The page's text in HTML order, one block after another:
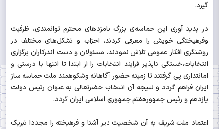
گیرد.
در پدید آوری این حماسه‌ی بزرگ نامزدهای محترم توانمندی، ظرفیت
وفرهیختگی خویش را معرفی کردند، احزاب و تشکل‌های مختلف در
روشنگری افکار عمومی تلاش نمودند، مسئولان و دست اندرکاران برگزاری
انتخابات،خستگی ناپذیر فرایند انتخابات را از ابتدا تا انتها با درستی و
امانتداری پی گرفتند تا زمینه حضور آگاهانه وشکوهمند ملت حماسه ساز
ایران فراهم گردد و نتیجه آن انتخاب حضرتعالی به عنوان رئیس دولت
یازدهم و رئیس جمهورهفتم جمهوری اسلامی ایران گردد.
اعتماد ملت شریف به آن شخصیت دیر آشنا و فرهیخته را مجددا تبریک